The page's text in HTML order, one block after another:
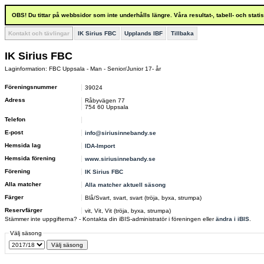
OBS! Du tittar på webbsidor som inte underhålls längre. Våra resultat-, tabell- och
Kontakt och tävlingar IK Sirius FBC Upplands IBF Tillbaka
IK Sirius FBC
Laginformation: FBC Uppsala - Man - Senior/Junior 17- år
Föreningsnummer
39024
Adress
Råbyvägen 77
754 60 Uppsala
Telefon
E-post
info@siriusinnebandy.se
Hemsida lag
IDA-Import
Hemsida förening
www.siriusinnebandy.se
Förening
IK Sirius FBC
Alla matcher
Alla matcher aktuell säsong
Färger
Blå/Svart, svart, svart (tröja, byxa, strumpa)
Reservfärger
vit, Vit, Vit (tröja, byxa, strumpa)
Stämmer inte uppgifterna? - Kontakta din iBIS-administratör i föreningen ellerändra i iBIS
Välj säsong